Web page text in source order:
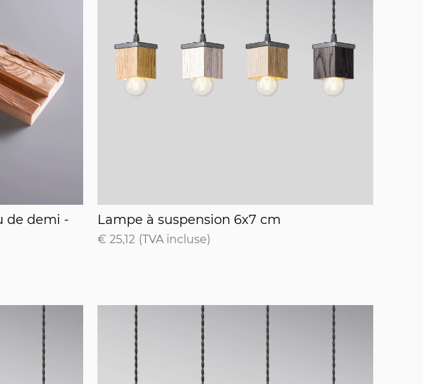
de demi - longueur.
de demi -
Lampe à suspension 6x7 cm
Lampe à suspension 6x7 cm
€ 25,12 (TVA incluse)